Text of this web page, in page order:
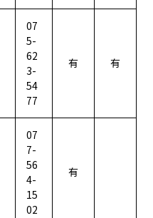
07
5-
62
3-
54
77
有 有
07
7-
56
4-
15
02
有